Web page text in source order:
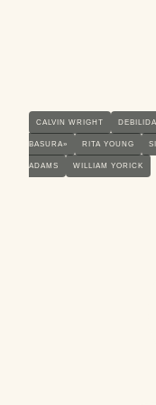
CALVIN WRIGHT
BASURA» RITA YOUNG
ADAMS WILLIAM YORICK